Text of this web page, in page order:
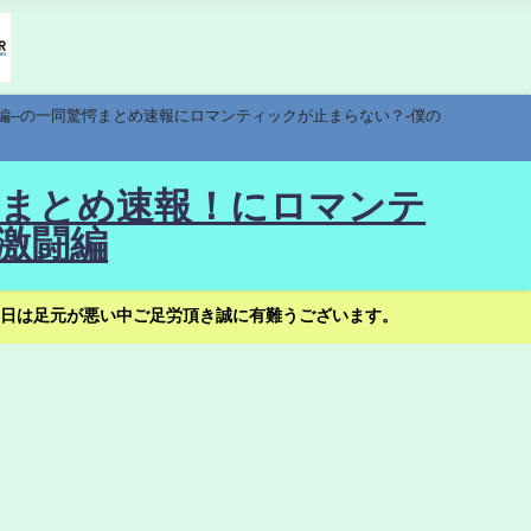
の一同驚愕まとめ速報にロマンティックが止まらない？-僕の
とめ速報！にロマンテ
闘編
足元が悪い中ご足労頂き誠に有難うございます。